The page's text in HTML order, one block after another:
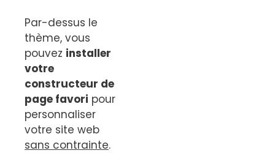
Par-dessus le
thème, vous
pouvez installer
votre
constructeur de
page favori pour
personnaliser
votre site web
sans contrainte.